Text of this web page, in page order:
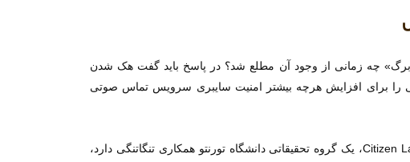
چه زمانی از وجود آن مطلع شد؟ در پاسخ باید گفت هک شدن
را برای افزایش هرچه بیشتر امنیت سایبری سرویس تماس صوتی
در این میان مشخص شد تعدادی از کاربران واتس اپ هک شده‌اند و حریم خصوصی آنها نقض شده است. واتس اپ که با Citizen Lab، یک گروه تحقیقاتی دانشگاه تورنتو همکاری تنگاتنگی دارد،